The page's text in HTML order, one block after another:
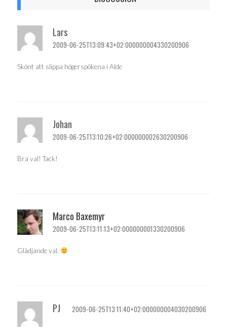
Lars
2009-06-25T13:09:43+02:000000004330200906
Skönt att slippa högerspökena i Alde
Johan
2009-06-25T13:10:26+02:000000002630200906
Bra val! Tack!
Marco Baxemyr
2009-06-25T13:11:13+02:000000001330200906
Glädjande val.
PJ 2009-06-25T13:11:40+02:000000004030200906